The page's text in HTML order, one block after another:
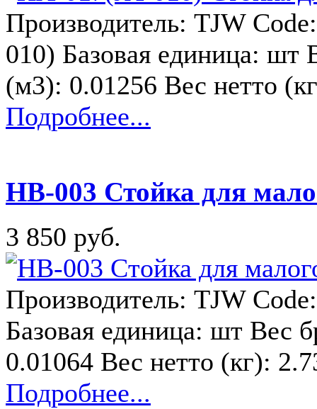
Производитель: TJW
010) Базовая единица: шт
(м3): 0.01256 Вес нетто
Подробнее...
HB-003 Стойка для
3 850 руб.
Производитель: TJW
Базовая единица: шт Вес
0.01064 Вес нетто (кг):
Подробнее...